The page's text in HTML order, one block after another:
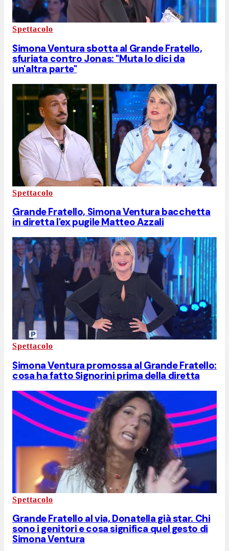
Spettacolo
Simona Ventura sbotta al Grande Fratello,
sfuriata contro Jonas: "Muta lo dici da
un'altra parte"
Spettacolo
Grande Fratello, Simona Ventura bacchetta
in diretta l'ex pugile Matteo Azzali
Spettacolo
Simona Ventura promossa al Grande Fratello:
cosa ha fatto Signorini prima della diretta
Spettacolo
Grande Fratello al via, Donatella già star. Chi
sono i genitori e cosa significa quel gesto di
Simona Ventura